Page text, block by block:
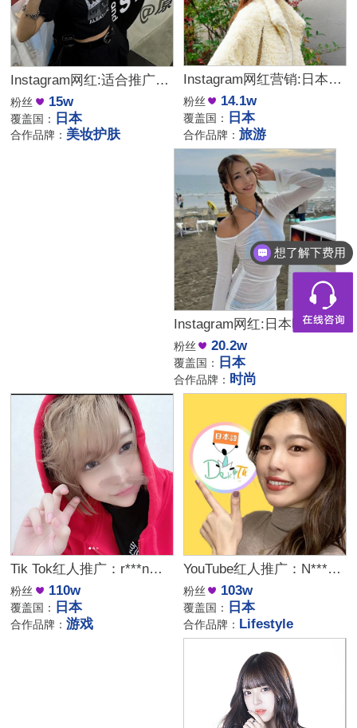
Instagram网红:适合推广美妆护肤生活类产品的日本海外博主
粉丝 15w
覆盖国： 日本
合作品牌： 美妆护肤
Instagram网红营销:日本日常旅游探店美女博主
粉丝 14.1w
覆盖国： 日本
合作品牌：旅游
Instagram网红:日本时尚穿搭博主 美妆达人合作
粉丝 20.2w
覆盖国： 日本
合作品牌： 时尚
YouTube红人推广：N***a｜日本 Lifestyle
粉丝 103w
覆盖国： 日本
合作品牌： Lifestyle
Tik Tok红人推广：r***n｜日本 vtuber
粉丝 110w
覆盖国： 日本
合作品牌：游戏
想了解下费用
都有什么服务